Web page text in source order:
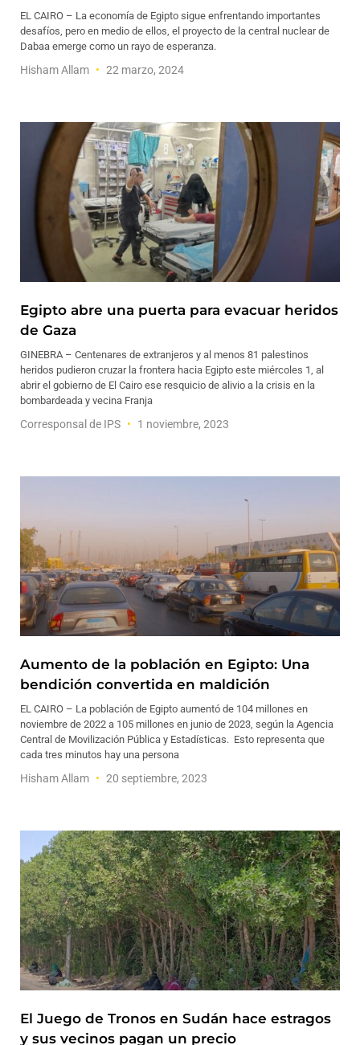
EL CAIRO – La economía de Egipto sigue enfrentando importantes
desafíos, pero en medio de ellos, el proyecto de la central nuclear de
Dabaa emerge como un rayo de esperanza.
Hisham Allam 22 marzo, 2024
Egipto abre una puerta para evacuar heridos
de Gaza
GINEBRA – Centenares de extranjeros y al menos 81 palestinos
heridos pudieron cruzar la frontera hacia Egipto este miércoles 1, al
abrir el gobierno de El Cairo ese resquicio de alivio a la crisis en la
bombardeada y vecina Franja
Corresponsal de IPS 1 noviembre, 2023
Aumento de la población en Egipto: Una
bendición convertida en maldición
EL CAIRO – La población de Egipto aumentó de 104 millones en
noviembre de 2022 a 105 millones en junio de 2023, según la Agencia
Central de Movilización Pública y Estadísticas. Esto representa que
cada tres minutos hay una persona
Hisham Allam 20 septiembre, 2023
El Juego de Tronos en Sudán hace estragos
y sus vecinos pagan un precio